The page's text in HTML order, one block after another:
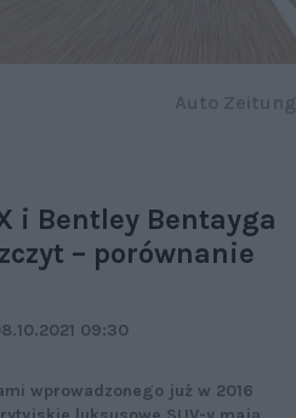
i Bentley Bentayga
– porównanie
09:30
wprowadzonego już w 2016